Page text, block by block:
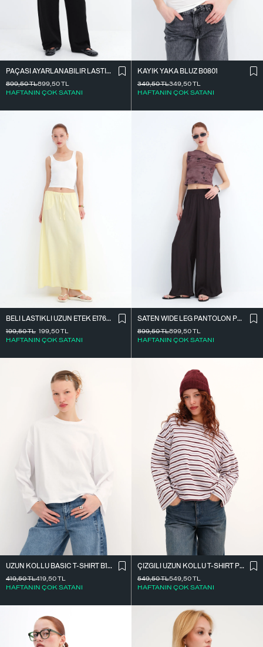
PAÇASI AYARLANABILIR LASTIKLI EŞOFMAN EŞF10690
899,50TL
HAFTANIN ÇOK SATANI
899,50TL
KAYIK YAKA BLUZ B0801
349,50TL
HAFTANIN ÇOK SATANI
349,50TL
BELI LASTIKLI UZUN ETEK E17627
199,50TL
HAFTANIN ÇOK SATANI
199,50TL
SATEN WIDE LEG PANTOLON PN17298
899,50TL
HAFTANIN ÇOK SATANI
899,50TL
UZUN KOLLU BASIC T-SHIRT B10571
419,50TL
HAFTANIN ÇOK SATANI
419,50TL
ÇIZGILI UZUN KOLLU T-SHIRT P10550
549,50TL
HAFTANIN ÇOK SATANI
549,50TL